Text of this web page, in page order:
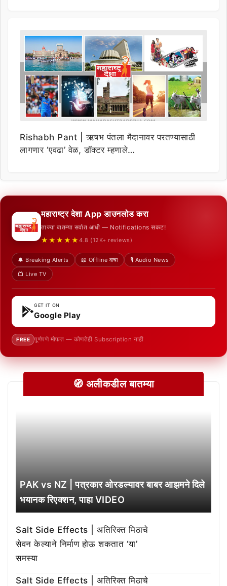
Rishabh Pant | ऋषभ पंतला मैदानावर परतण्यासाठी
लागणार ‘एवढा’ वेळ, डॉक्टर म्हणाले…
महाराष्ट्र देशा App डाउनलोड करा
ताज्या बातम्या सर्वात आधी — Notifications सकट!
★★★★★ 4.8 (12K+ reviews)
🔔 Breaking Alerts 📖 Offline वाचा
🎙️ Audio News
📺 Live TV
GET IT ON
Google Play
FREE पूर्णपणे मोफत — कोणतेही Subscription नाही
🧭 अलीकडील बातम्या
PAK vs NZ | पत्रकार ओरडल्यावर बाबर आझमने दिले
भयानक रिएक्शन, पाहा VIDEO
Salt Side Effects | अतिरिक्त मिठाचे
सेवन केल्याने निर्माण होऊ शकतात ‘या’
समस्या
Salt Side Effects | अतिरिक्त मिठाचे